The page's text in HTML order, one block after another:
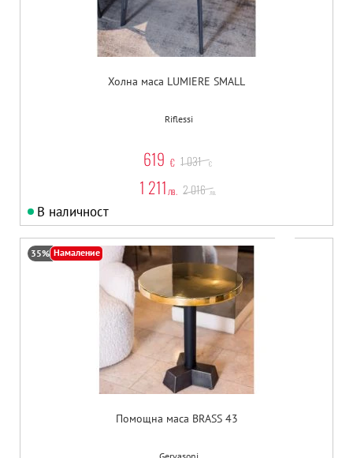
Холна маса LUMIERE SMALL
Riflessi
619 € 1 031 €
1 211 лв. 2 016 лв.
В наличност
35% Намаление
Помощна маса BRASS 43